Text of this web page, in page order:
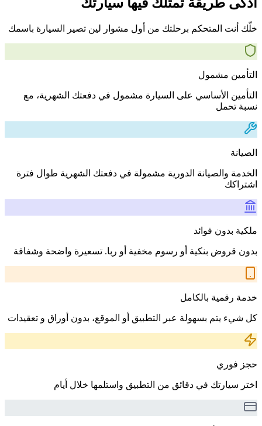
أذكى طريقة تمتلك فيها سيارتك
خلّك أنت المتحكم برحلتك من أول مشوار لين تصير السيارة باسمك
التأمين مشمول
التأمين الأساسي على السيارة مشمول في دفعتك الشهرية، مع
نسبة تحمل
الصيانة
الخدمة والصيانة الدورية مشمولة في دفعتك الشهرية طوال فترة
اشتراكك
ملكية بدون فوائد
بدون قروض بنكية أو رسوم مخفية أو ربا. تسعيرة واضحة وشفافة
خدمة رقمية بالكامل
كل شيء يتم بسهولة عبر التطبيق أو الموقع، بدون أوراق و تعقيدات
حجز فوري
اختر سيارتك في دقائق من التطبيق واستلمها خلال أيام